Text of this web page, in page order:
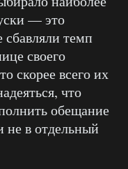
— это
темп
своего
скорее всего их
что
обещание
не в отдельный